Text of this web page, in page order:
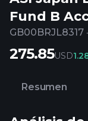
Fund B
GB00BRJL8317 ·
275.85USD
Resumen